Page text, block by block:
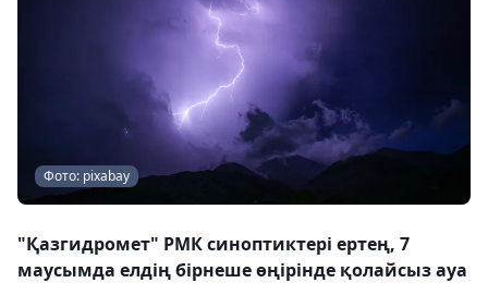
Фото: pixabay
"Қазгидромет" РМК синоптиктері ертең, 7
маусымда елдің бірнеше өңірінде қолайсыз ауа